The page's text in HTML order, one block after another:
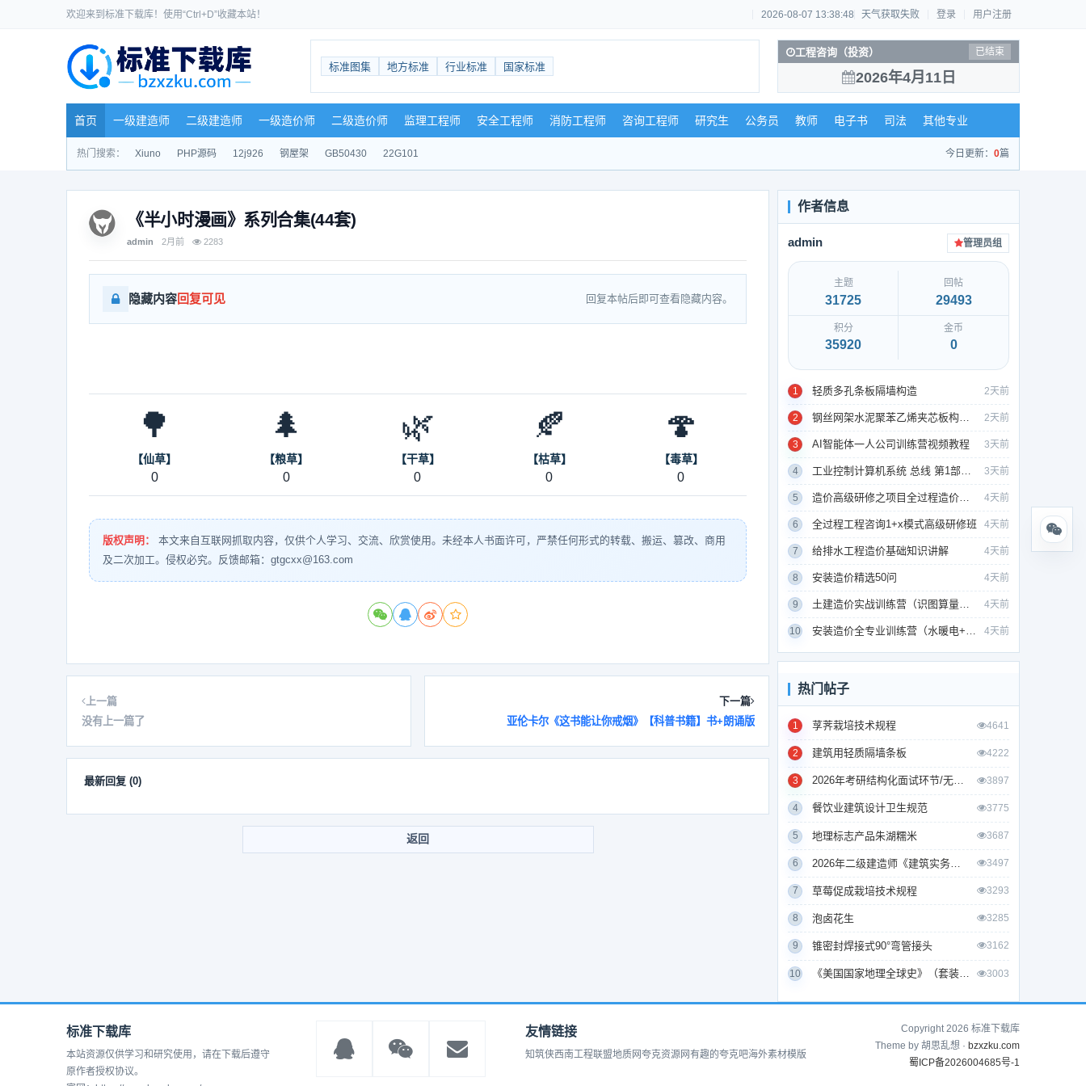
欢迎来到标准下载库！使用“Ctrl+D”收藏本站！ 2026-08-07 13:38:48 天气获取失败 登录 用户注册
标准图集 地方标准 行业标准 国家标准
工程咨询（投资） 已结束
2026年4月11日
首页 一级建造师 二级建造师 一级造价师 二级造价师 监理工程师 安全工程师 消防工程师 咨询工程师 研究生 公务员 教师 电子书 司法 其他专业
热门搜索： Xiuno PHP源码 12j926 钢屋架 GB50430 22G101 今日更新： 0篇
《半小时漫画》系列合集(44套)
admin 2月前 2283
隐藏内容回复可见 回复本帖后即可查看隐藏内容。
🌳
【仙草】
0
🌲
【粮草】
0
🌿
【干草】
0
🍂
【枯草】
0
🍄
【毒草】
0
版权声明：
本文来自互联网抓取内容，仅供个人学习、交流、欣赏使用。未经本人书面许可，严禁任何形式的转载、搬运、篡改、商用
及二次加工。侵权必究。反馈邮箱：gtgcxx@163.com
上一篇
没有上一篇了
下一篇
亚伦卡尔《这书能让你戒烟》【科普书籍】书+朗诵版
最新回复 (0)
返回
admin 管理员组
主题
31725
回帖
29493
积分
35920
金币
0
1 轻质多孔条板隔墙构造 2天前
2 2天前
3 AI智能体一人公司训练营视频教程 3天前
4 3天前
5 4天前
6 全过程工程咨询1+x模式高级研修班 4天前
7 给排水工程造价基础知识讲解 4天前
8 安装造价精选50问 4天前
9 4天前
10 4天前
热门帖子
1 莩荠栽培技术规程 4641
2 建筑用轻质隔墙条板 4222
3 2026年考研结构化面试环节/无领导小组面试环节/面试技巧及简历书写 3897
4 餐饮业建筑设计卫生规范 3775
5 地理标志产品朱湖糯米 3687
6 3497
7 草莓促成栽培技术规程 3293
8 泡卤花生 3285
9 锥密封焊接式90°弯管接头 3162
10 《美国国家地理全球史》（套装全10册） 3003
标准下载库
本站资源仅供学习和研究使用，请在下载后遵守
原作者授权协议。
友情链接
知筑侠西南工程联盟地质网夸克资源网有趣的夸克吧海外素材模版
Copyright 2026 标准下载库
Theme by 胡思乱想 · bzxzku.com
蜀ICP备2026004685号-1